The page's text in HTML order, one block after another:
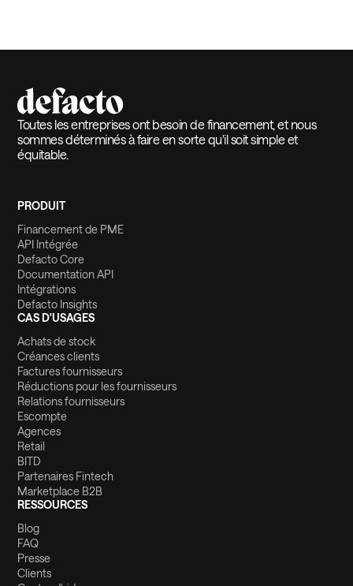
Toutes les entreprises ont besoin de financement, et nous
sommes déterminés à faire en sorte qu'il soit simple et
équitable.
PRODUIT
Financement de PME
API Intégrée
Defacto Core
Documentation API
Intégrations
Defacto Insights
CAS D'USAGES
Achats de stock
Créances clients
Factures fournisseurs
Réductions pour les fournisseurs
Relations fournisseurs
Escompte
Agences
Retail
BITD
Partenaires Fintech
Marketplace B2B
RESSOURCES
Blog
FAQ
Presse
Clients